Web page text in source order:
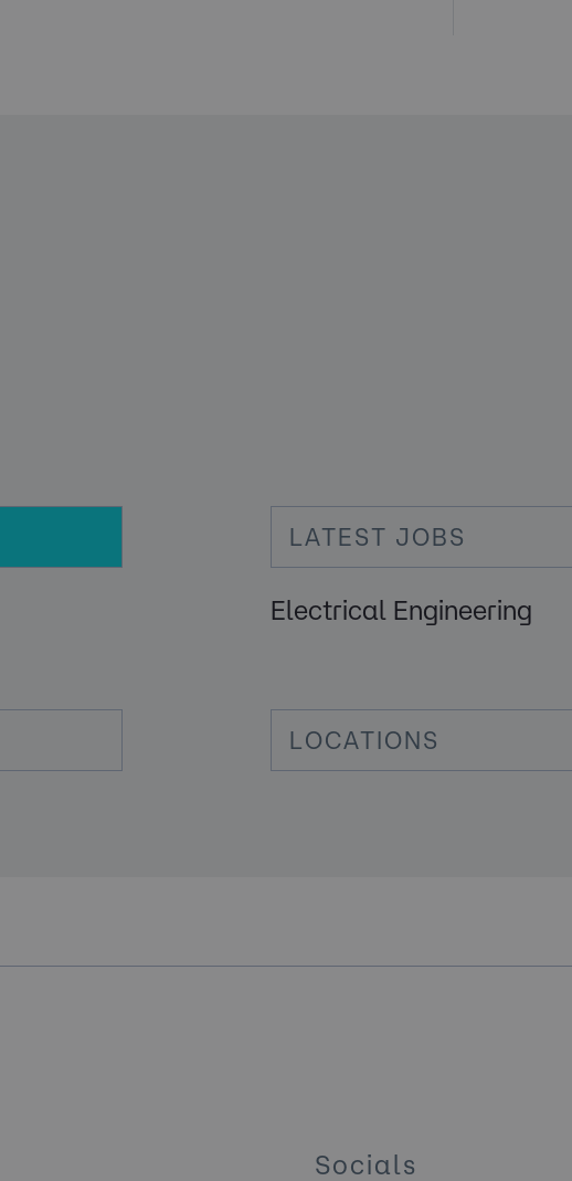
LATEST JOBS
Electrical Engineering
LOCATIONS
Socials